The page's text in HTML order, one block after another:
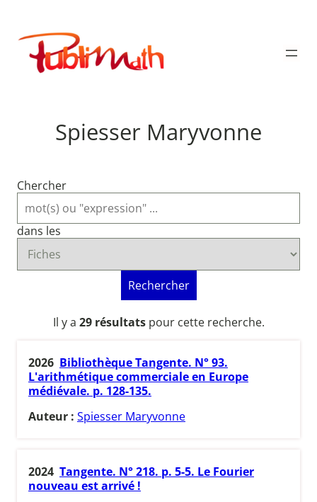
contenu
Publimath
Spiesser Maryvonne
Chercher
dans les
Rechercher
Il y a 29 résultatspour cette recherche.
2026 Bibliothèque Tangente. N° 93.
L'arithmétique commerciale en Europe
médiévale. p. 128-135.
Auteur : Spiesser Maryvonne
2024 Tangente. N° 218. p. 5-5. Le Fourier
nouveau est arrivé !